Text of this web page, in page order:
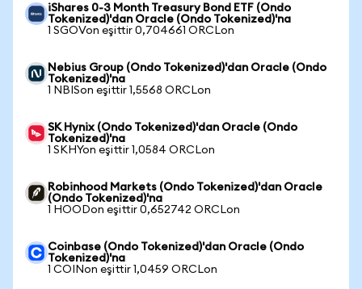
iShares 0-3 Month Treasury Bond ETF (Ondo
Tokenized)'dan Oracle (Ondo Tokenized)'na
1 SGOVon eşittir 0,704661 ORCLon
Nebius Group (Ondo Tokenized)'dan Oracle (Ondo
Tokenized)'na
1 NBISon eşittir 1,5568 ORCLon
SK Hynix (Ondo Tokenized)'dan Oracle (Ondo
Tokenized)'na
1 SKHYon eşittir 1,0584 ORCLon
Robinhood Markets (Ondo Tokenized)'dan Oracle
(Ondo Tokenized)'na
1 HOODon eşittir 0,652742 ORCLon
Coinbase (Ondo Tokenized)'dan Oracle (Ondo
Tokenized)'na
1 COINon eşittir 1,0459 ORCLon